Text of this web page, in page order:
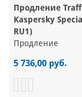
Продление
Kaspersky
RU1)
Продление
5 736,00 руб.